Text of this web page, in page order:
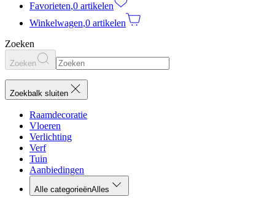
Favorieten,0 artikelen
Winkelwagen,0 artikelen
Zoeken
Zoeken
Zoekbalk sluiten
Raamdecoratie
Vloeren
Verlichting
Verf
Tuin
Aanbiedingen
Alle categorieënAlles